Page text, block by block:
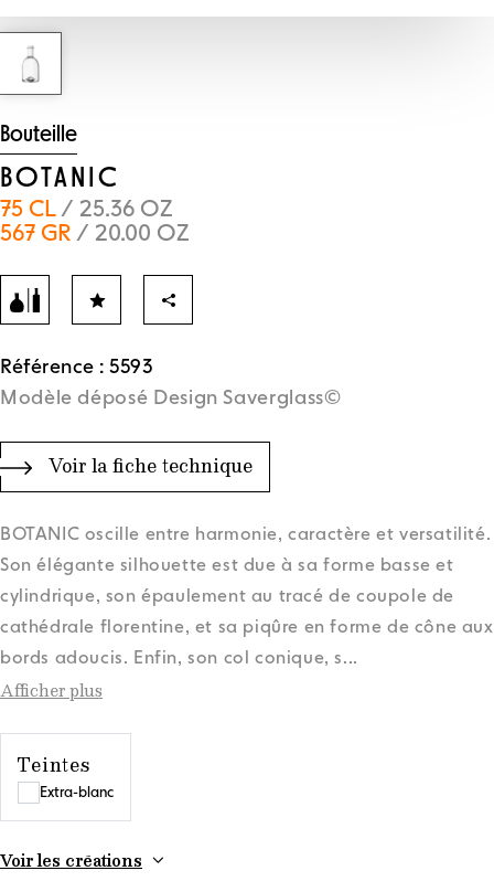
Bouteille
BOTANIC
75 CL/ 25.36 OZ
567 GR / 20.00 OZ
Référence : 5593
Modèle déposé Design Saverglass©
Voir la fiche technique
BOTANIC oscille entre harmonie, caractère et versatilité.
Son élégante silhouette est due à sa forme basse et
cylindrique, son épaulement au tracé de coupole de
cathédrale florentine, et sa piqûre en forme de cône aux
bords adoucis. Enfin, son col conique, s...
Afficher plus
Teintes
Extra-blanc
Voir les créations